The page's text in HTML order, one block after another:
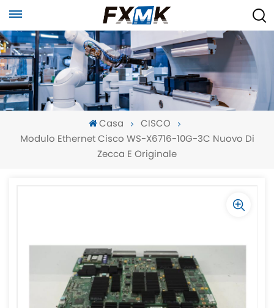
Casa
CISCO
Modulo Ethernet Cisco WS-X6716-10G-3C Nuovo Di
Zecca E Originale